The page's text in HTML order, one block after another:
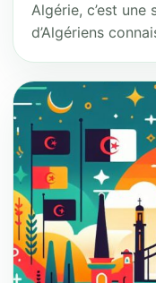
Algérie, c’est
d’Algériens